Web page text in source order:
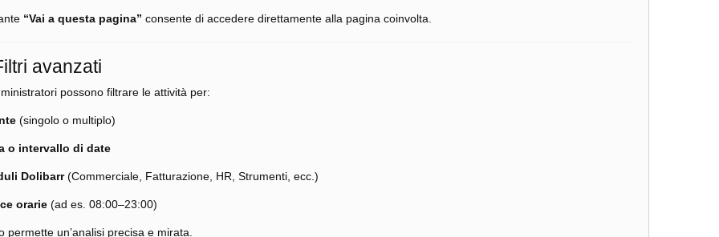
“Vai a questa pagina” consente di accedere direttamente alla pagina coinvolta.
avanzati
possono filtrare le attività per:
(singolo o multiplo)
o intervallo di date
Dolibarr(Commerciale, Fatturazione, HR, Strumenti, ecc.)
orarie (ad es. 08:00–23:00)
permette un’analisi precisa e mirata.